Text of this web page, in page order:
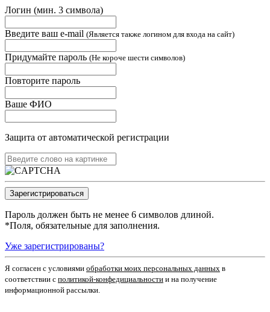
Логин (мин. 3 символа)
Введите ваш e-mail (Является также логином для входа на сайт)
Придумайте пароль (Не короче шести символов)
Повторите пароль
Ваше ФИО
Защита от автоматической регистрации
Пароль должен быть не менее 6 символов длиной.
*Поля, обязательные для заполнения.
Уже зарегистрированы?
Я согласен c условиями обработки моих персональных данных в
соответствии с политикой-конфедициальности и на получение
информационной рассылки.